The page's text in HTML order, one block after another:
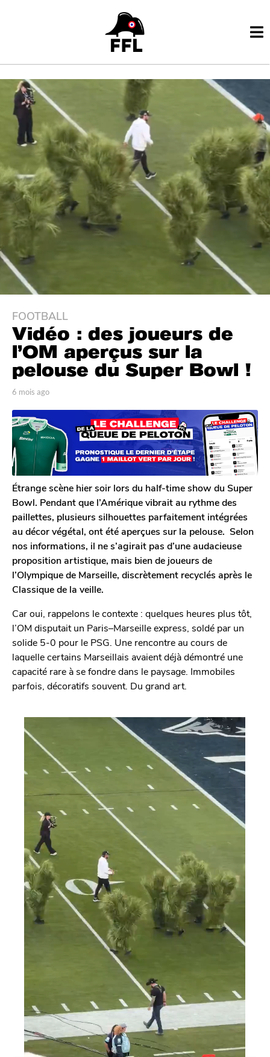
6
m
o
i
a
o
6
m
o
i
s
a
g
o
FOOTBALL
Vidéo : des joueurs de
l’OM aperçus sur la
pelouse du Super Bowl !
p
r
L
o
u
i
s
R
o
u
l
e
t
6 mois ago
i
s
g
o
Étrange scène hier soir lors du half-time show du Super
Bowl. Pendant que l’Amérique vibrait au rythme des
paillettes, plusieurs silhouettes parfaitement intégrées
au décor végétal, ont été aperçues sur la pelouse. Selon
nos informations, il ne s’agirait pas d’une audacieuse
proposition artistique, mais bien de joueurs de
l’Olympique de Marseille, discrètement recyclés après le
Classique de la veille.
Car oui, rappelons le contexte : quelques heures plus tôt,
l’OM disputait un Paris–Marseille express, soldé par un
solide 5-0 pour le PSG. Une rencontre au cours de
laquelle certains Marseillais avaient déjà démontré une
capacité rare à se fondre dans le paysage. Immobiles
parfois, décoratifs souvent. Du grand art.